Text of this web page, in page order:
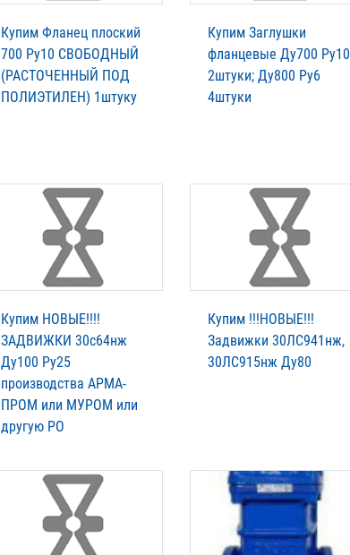
Купим Фланец плоский
700 Ру10 СВОБОДНЫЙ
(РАСТОЧЕННЫЙ ПОД
ПОЛИЭТИЛЕН) 1штуку
Купим Заглушки
фланцевые Ду700 Ру10
2штуки; Ду800 Ру6
4штуки
Купим НОВЫЕ!!!!
ЗАДВИЖКИ 30с64нж
Ду100 Ру25
производства АРМА-
ПРОМ или МУРОМ или
другую РО
Купим !!!НОВЫЕ!!!
Задвижки 30ЛС941нж,
30ЛС915нж Ду80